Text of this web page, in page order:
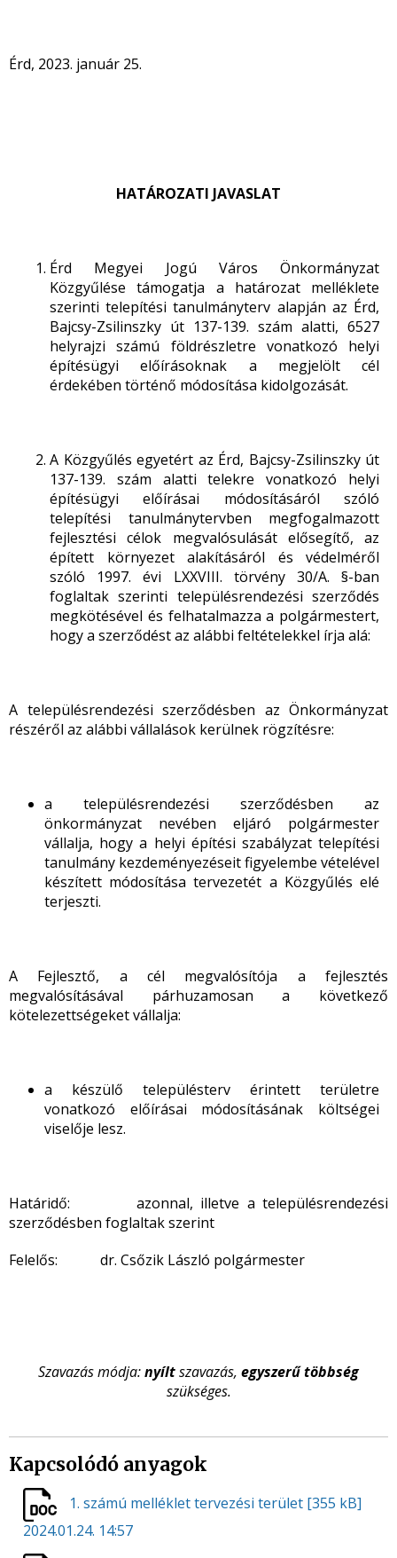
Érd, 2023. január 25.
HATÁROZATI JAVASLAT
Érd Megyei Jogú Város Önkormányzat
Közgyűlése támogatja a határozat melléklete
szerinti telepítési tanulmányterv alapján az Érd,
Bajcsy-Zsilinszky út 137-139. szám alatti, 6527
helyrajzi számú földrészletre vonatkozó helyi
építésügyi előírásoknak a megjelölt cél
érdekében történő módosítása kidolgozását.
A Közgyűlés egyetért az Érd, Bajcsy-Zsilinszky út
137-139. szám alatti telekre vonatkozó helyi
építésügyi előírásai módosításáról szóló
telepítési tanulmánytervben megfogalmazott
fejlesztési célok megvalósulását elősegítő, az
épített környezet alakításáról és védelméről
szóló 1997. évi LXXVIII. törvény 30/A. §-ban
foglaltak szerinti településrendezési szerződés
megkötésével és felhatalmazza a polgármestert,
hogy a szerződést az alábbi feltételekkel írja alá:
A településrendezési szerződésben az Önkormányzat
részéről az alábbi vállalások kerülnek rögzítésre:
a településrendezési szerződésben az
önkormányzat nevében eljáró polgármester
vállalja, hogy a helyi építési szabályzat telepítési
tanulmány kezdeményezéseit figyelembe vételével
készített módosítása tervezetét a Közgyűlés elé
terjeszti.
A Fejlesztő, a cél megvalósítója a fejlesztés
megvalósításával párhuzamosan a következő
kötelezettségeket vállalja:
a készülő településterv érintett területre
vonatkozó előírásai módosításának költségei
viselője lesz.
Határidő: azonnal, illetve a településrendezési
szerződésben foglaltak szerint
Felelős: dr. Csőzik László polgármester
Szavazás módja:nyíltszavazás, egyszerű többség
szükséges.
Kapcsolódó anyagok
1. számú melléklet tervezési terület [355 kB]
2024.01.24. 14:57